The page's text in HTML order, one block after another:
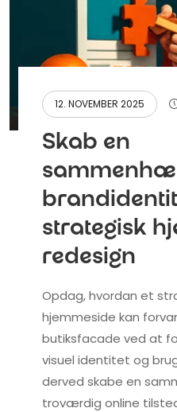
12. NOVEMBER 2025
Skab en
strategisk
redesign
Opdag, hvordan et
hjemmeside kan
butiksfacade ved at
visuel identitet og
derved skabe en
troværdig online